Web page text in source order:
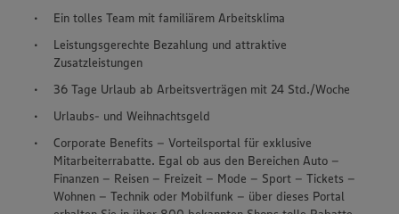
Ein tolles Team mit familiärem Arbeitsklima
Leistungsgerechte Bezahlung und attraktive
Zusatzleistungen
36 Tage Urlaub ab Arbeitsverträgen mit 24 Std./Woche
Urlaubs- und Weihnachtsgeld
Corporate Benefits – Vorteilsportal für exklusive
Mitarbeiterrabatte. Egal ob aus den Bereichen Auto –
Finanzen – Reisen – Freizeit – Mode – Sport – Tickets –
Wohnen – Technik oder Mobilfunk – über dieses Portal